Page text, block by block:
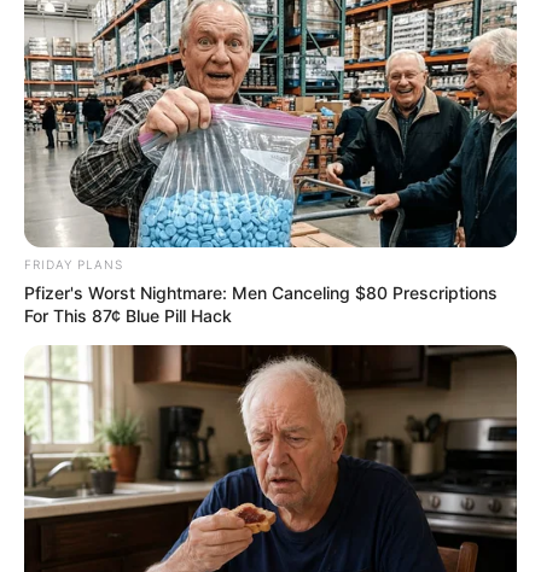
FRIDAY PLANS
Pfizer's Worst Nightmare: Men Canceling $80 Prescriptions
For This 87¢ Blue Pill Hack